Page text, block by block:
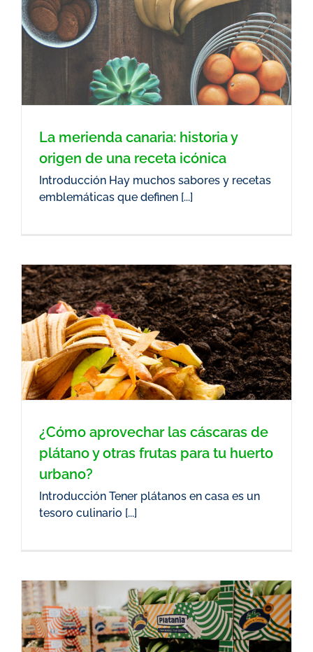
La merienda canaria: historia y
origen de una receta icónica
Introducción Hay muchos sabores y recetas
emblemáticas que definen [...]
¿Cómo aprovechar las cáscaras de
plátano y otras frutas para tu huerto
urbano?
Introducción Tener plátanos en casa es un
tesoro culinario [...]